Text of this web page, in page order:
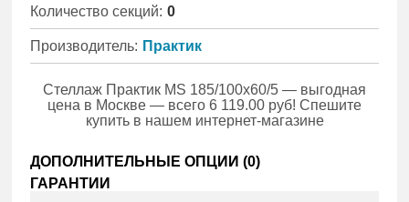
Количество секций: 0
Производитель: Практик
Стеллаж Практик MS 185/100x60/5 — выгодная
цена в Москве — всего 6 119.00 руб! Спешите
купить в нашем интернет-магазине
ДОПОЛНИТЕЛЬНЫЕ ОПЦИИ (0)
ГАРАНТИИ